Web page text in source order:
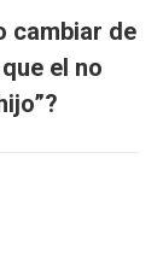
cambiar de
el no